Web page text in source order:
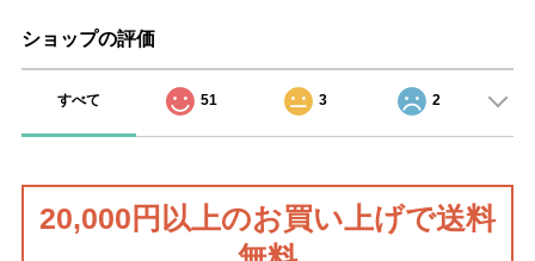
ショップの評価
すべて 51 3 2
20,000円以上のお買い上げで送料